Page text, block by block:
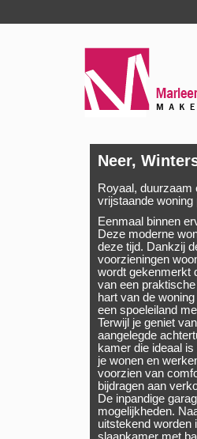
Neer,
Royaal, duurzaam
vrijstaande
Eenmaal binnen
Deze moderne
deze tijd. Dankzij
voorzieningen
wordt gekenmerkt
van een
hart van de
een spoeleiland
Terwijl je geniet
aangelegde
kamer die ideaal
je wonen en
voorzien van
bijdragen aan
De inpandige
mogelijkheden.
uitstekend worden